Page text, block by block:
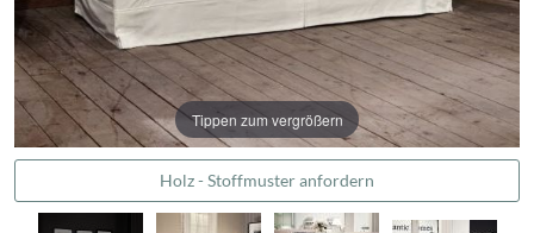
Tippen zum vergrößern
Holz - Stoffmuster anfordern